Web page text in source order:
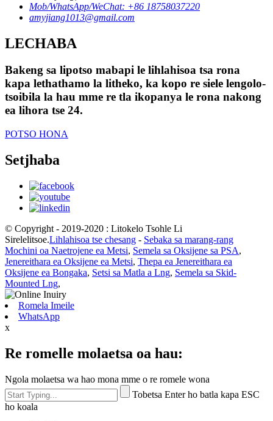
Mob/WhatsApp/WeChat: +86 18758037220
amyjiang1013@gmail.com
LECHABA
Bakeng sa lipotso mabapi le lihlahisoa tsa rona
kapa lethathamo la litheko, ka kopo re siele lengolo-
tsoibila la hau mme re tla ikopanya le rona nakong
ea lihora tse 24.
POTSO HONA
Setjhaba
© Copyright - 2019-2020 : Litokelo Tsohle Li
Sirelelitsoe.Lihlahisoa tse chesang - Sebaka sa marang-rang
Mochini oa Naetrojene ea Metsi, Semela sa Oksijene sa PSA,
Jenereithara ea Oksijene ea Metsi, Thepa ea Jenereithara ea
Oksijene ea Bongaka, Setsi sa Matla a Lng, Semela sa Skid-
Mounted Lng,
Romela Imeile
WhatsApp
x
Re romelle molaetsa oa hau:
Ngola molaetsa wa hao mona mme o re romele wona
Tobetsa Enter ho batla kapa ESC
ho koala